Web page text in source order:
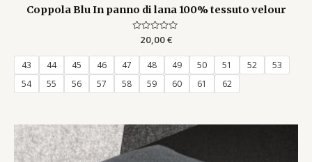
Coppola Blu In panno di lana 100% tessuto velour
Rated
out
20,00€
43 44 45 46 47 48 49 50 51 52
53
54
55 56 57 58 59 60 61 62